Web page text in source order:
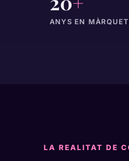
ANYS EN
LA REALITAT DE